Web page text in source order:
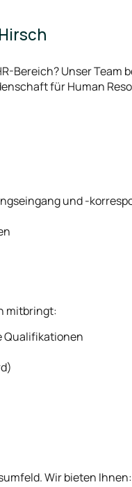
Bereich? Unser
für Human
und -
mitbringt:
Qualifikationen
Wir bieten Ihnen: